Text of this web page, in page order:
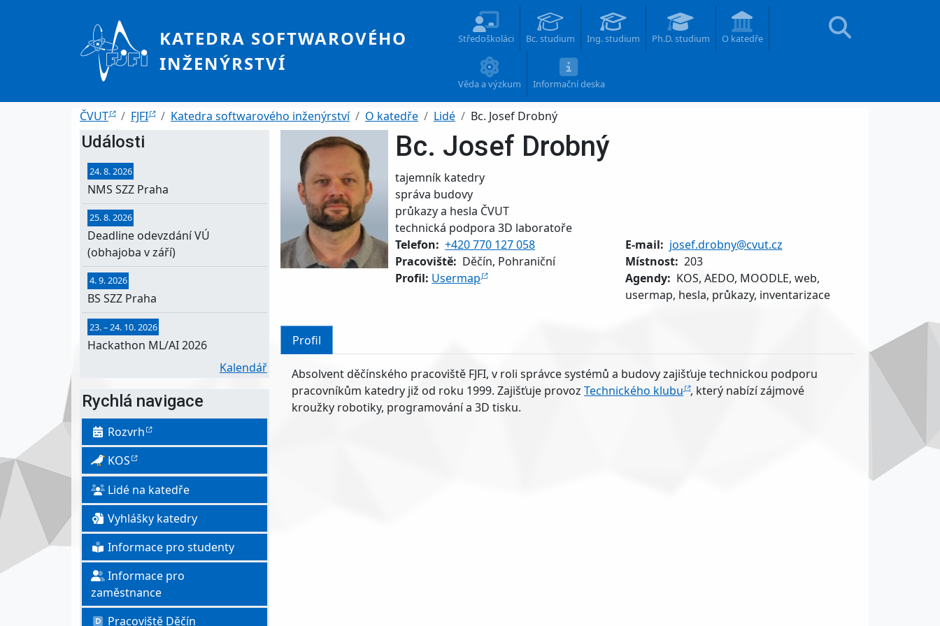
KATEDRA SOFTWAROVÉHO
INŽENÝRSTVÍ
Main navigation
Středoškoláci Bc. studium Ing. studium Ph.D. studium O katedře
Věda a výzkum Informační deska
Drobečková navigace
ČVUT FJFI Katedra softwarového inženýrství O katedře Lidé Bc. Josef Drobný
Události
NMS SZZ Praha
24. 8. 2026
Deadline odevzdání VÚ
(obhajoba v září)
25. 8. 2026
BS SZZ Praha
4. 9. 2026
Hackathon ML/AI 2026
23.–24. 10. 2026
Kalendář
Rychlá navigace
Rozvrh
KOS
Lidé na katedře
Vyhlášky katedry
Informace pro studenty
Informace pro
zaměstnance
Pracoviště Děčín
Bc. Josef Drobný
Funkce
tajemník katedry
správa budovy
průkazy a hesla ČVUT
technická podpora 3D laboratoře
Telefon
+420 770 127 058 E-mail
josef.drobny@cvut.cz
Pracoviště
Děčín, Pohraniční Místnost
203
Profil: Usermap Agendy
KOS, AEDO, MOODLE, web,
usermap, hesla, průkazy, inventarizace
Profil
Absolvent děčínského pracoviště FJFI, v roli správce systémů a budovy zajišťuje technickou podporu
pracovníkům katedry již od roku 1999. Zajišťuje provoz Technického klubu , který nabízí zájmové
kroužky robotiky, programování a 3D tisku.